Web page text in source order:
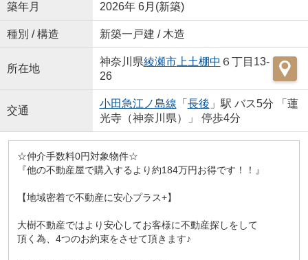
築年月 2026年 6月(新築)
種別 / 構造 新築一戸建 / 木造
所在地
神奈川県綾瀬市上土棚中 ６丁目13-
26
交通
小田急江ノ島線 「 長後 」駅 バス5分 「蓮
光寺（神奈川県）」 停歩4分
☆仲介手数料0円対象物件☆
『他の不動産屋で購入するより約184万円お得です！！』
【地域密着で不動産に安心プラス+】
大樹不動産ではより安心してお客様に不動産探しをして
頂く為、4つのお約束をさせて頂きます♪